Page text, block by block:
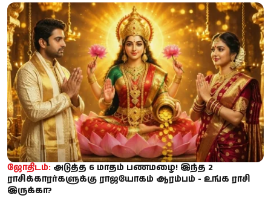
ஜோதிடம்: அடுத்த 6 மாதம் பணமழை! இந்த 2
ராசிக்காரர்களுக்கு ராஜயோகம் ஆரம்பம் - உங்க ராசி
இருக்கா?